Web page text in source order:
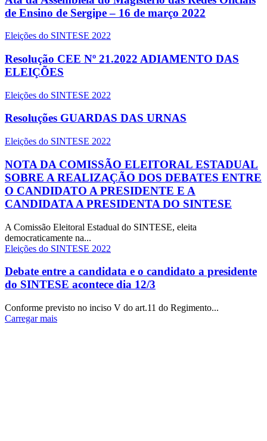
de Ensino de Sergipe – 16 de março 2022
Eleições do SINTESE 2022
Resolução CEE Nº 21.2022 ADIAMENTO DAS
ELEIÇÕES
Eleições do SINTESE 2022
Resoluções GUARDAS DAS URNAS
Eleições do SINTESE 2022
NOTA DA COMISSÃO ELEITORAL ESTADUAL
SOBRE A REALIZAÇÃO DOS DEBATES ENTRE
O CANDIDATO A PRESIDENTE E A
CANDIDATA A PRESIDENTA DO SINTESE
A Comissão Eleitoral Estadual do SINTESE, eleita
democraticamente na...
Eleições do SINTESE 2022
Debate entre a candidata e o candidato a presidente
do SINTESE acontece dia 12/3
Conforme previsto no inciso V do art.11 do Regimento...
Carregar mais